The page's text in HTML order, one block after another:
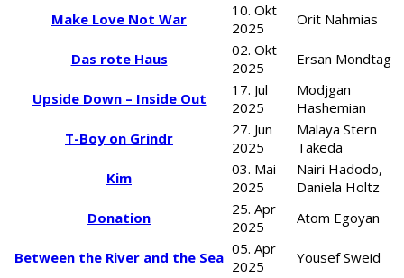
Make Love Not War
10. Okt
2025
Orit Nahmias
Das rote Haus
02. Okt
2025
Ersan Mondtag
Upside Down – Inside Out
17. Jul
2025
Modjgan
Hashemian
T-Boy on Grindr
27. Jun
2025
Malaya Stern
Takeda
Kim
03. Mai
2025
Nairi Hadodo,
Daniela Holtz
Donation
25. Apr
2025
Atom Egoyan
Between the River and the Sea 05. Apr
2025
Yousef Sweid